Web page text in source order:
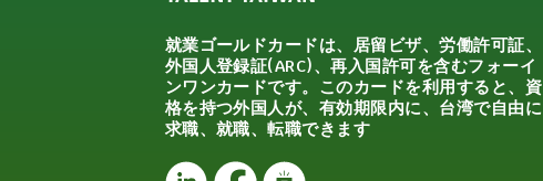
就業ゴールドカードは、居留ビザ、労働許可証、
外国人登録証(ARC)、再入国許可を含むフォーイ
ンワンカードです。このカードを利用すると、資
格を持つ外国人が、有効期限内に、台湾で自由に
求職、就職、転職できます